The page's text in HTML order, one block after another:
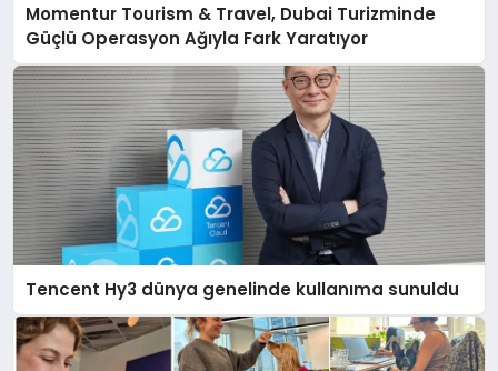
Momentur Tourism & Travel, Dubai Turizminde
Güçlü Operasyon Ağıyla Fark Yaratıyor
Tencent Hy3 dünya genelinde kullanıma sunuldu